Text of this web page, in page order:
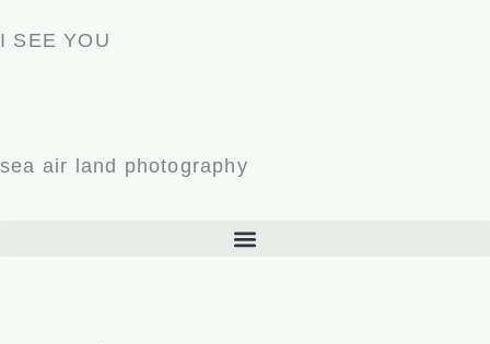
Inhalt
I SEE YOU
sea air land photography